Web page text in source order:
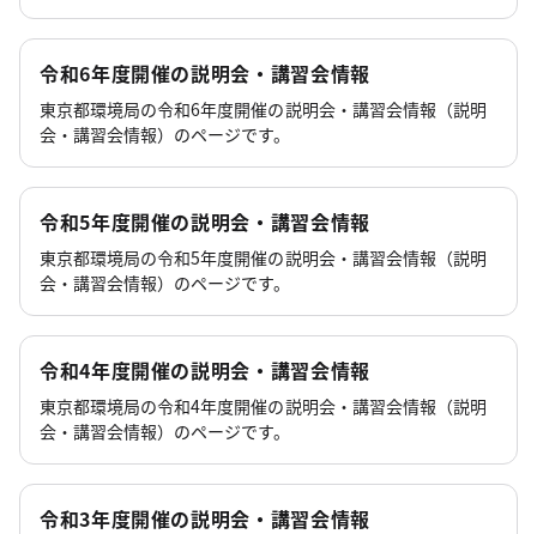
令和6年度開催の説明会・講習会情報
東京都環境局の令和6年度開催の説明会・講習会情報（説明
会・講習会情報）のページです。
令和5年度開催の説明会・講習会情報
東京都環境局の令和5年度開催の説明会・講習会情報（説明
会・講習会情報）のページです。
令和4年度開催の説明会・講習会情報
東京都環境局の令和4年度開催の説明会・講習会情報（説明
会・講習会情報）のページです。
令和3年度開催の説明会・講習会情報